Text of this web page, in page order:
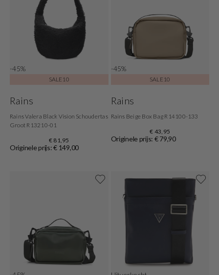
-45%
SALE10
Rains
Rains Valera Black Vision Schoudertas
Groot R13210-01
€ 81,95
Originele prijs: € 149,00
-45%
SALE10
Rains
Rains Beige Box Bag R14100-133
€ 43,95
Originele prijs: € 79,90